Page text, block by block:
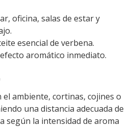
oficina, salas de estar y
esencial de verbena.
aromático inmediato.
el ambiente, cortinas, cojines o
una distancia adecuada de
según la intensidad de aroma